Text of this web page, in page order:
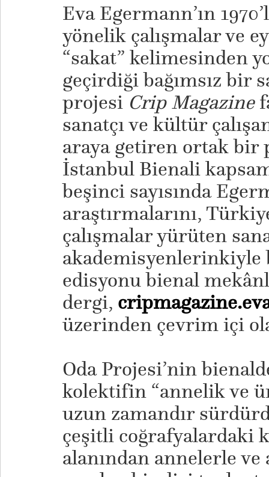
Eva Egermann’ın
yönelik çalışmalar ve
“sakat” kelimesinden
geçirdiği bağımsız bir
projesi Crip Magazine
sanatçı ve kültür
araya getiren ortak bir
İstanbul Bienali
beşinci sayısında
araştırmalarını,
çalışmalar yürüten
edisyonu bienal
dergi,
üzerinden çevrim içi
Oda Projesi’nin
kolektifin “annelik ve
uzun zamandır
çeşitli coğrafyalardaki
alanından annelerle